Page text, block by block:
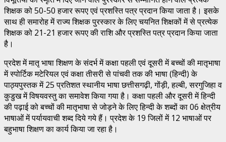
शिक्षक को 50-50 हजार रूपए एवं प्रशस्ति पत्र प्रदान किया जाता है। इसके
साथ ही समारोह में राज्य शिक्षक पुरस्कार के लिए चयनित शिक्षकों में से प्रत्येक
शिक्षक को 21-21 हजार रूपए की राशि और प्रशस्ति पत्र प्रदान किया जाता
है।
प्रदेश में मातृ भाषा शिक्षण के संदर्भ में कक्षा पहली एवं दूसरी में बच्चों की मातृभाषा
में स्पोर्टिक मटेरियल एवं कक्षा तीसरी से पांचवी तक की भाषा (हिन्दी) के
पाठ्यपुस्तक में 25 प्रतिशत स्थानीय भाषा छत्तीसगढ़ी, गोंड़ी, हल्बी, सरगुजिहा व
कुडुख में विषयवस्तु का समावेश किया गया है। कक्षा पहली और दूसरी में हिन्दी
की पढ़ाई को बच्चों की मातृभाषा से जोड़ने के लिए हिन्दी के शब्दों का 06 क्षेत्रीय
भाषाओं में पर्यायवाची शब्द दिये गये हैं। प्रदेश के 19 जिलों में 12 भाषाओं पर
बहुभाषा शिक्षण का कार्य किया जा रहा है।